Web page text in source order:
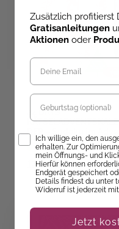
24 DAYS
DER – Sudoku im
Sofort Lieferbar
12,99 €
Zusätzlich profitierst
Gratisanleitungen
Aktionen oder
Geburtstag
Opt-InIch willige ein, den
erhalten. Zur
mein Öffnungs- und
Hierfür können
Endgerät gespeichert
Details findest du unter
Widerruf ist jederzeit
Jetzt